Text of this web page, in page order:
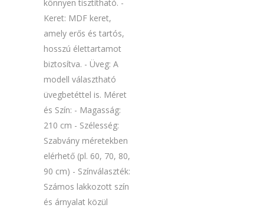
könnyen tisztítható. -
Keret: MDF keret,
amely erős és tartós,
hosszú élettartamot
biztosítva. - Üveg: A
modell választható
üvegbetéttel is. Méret
és Szín: - Magasság:
210 cm - Szélesség:
Szabvány méretekben
elérhető (pl. 60, 70, 80,
90 cm) - Színválaszték:
Számos lakkozott szín
és árnyalat közül